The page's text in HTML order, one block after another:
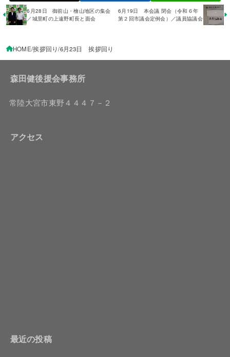
6月28日 御前山・檜山地区の集会
／城里町の上遠野町長と面会
6月19日 本会議 閉会（令和６年
第２回市議会定例会）／議員協議会
HOME 挨拶回り 6月23日 挨拶回り
森田健後援会事務所
常陸大宮市東野４４４７－２
アクセス
最近の投稿